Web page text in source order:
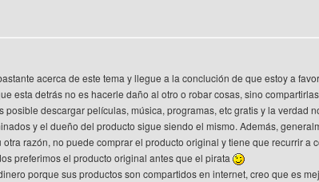
acerca de este tema y llegue a la conclución de que estoy a
esta detrás no es hacerle daño al otro o robar cosas, sino
posible descargar películas, música, programas, etc gratis y la verdad
y el dueño del producto sigue siendo el mismo. Además,
razón, no puede comprar el producto original y tiene que recurrir a
preferimos el producto original antes que el pirata
porque sus productos son compartidos en internet, creo que es